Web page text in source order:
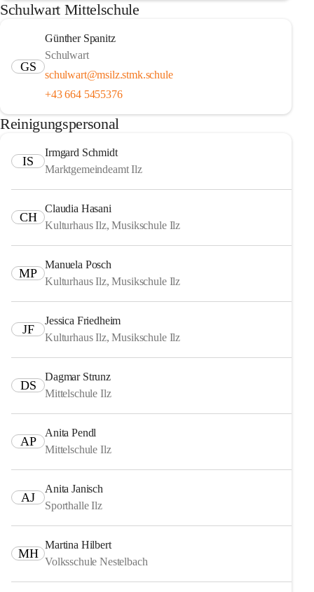
Schulwart Mittelschule
GS
Günther Spanitz
Schulwart
schulwart@msilz.stmk.schule
+43 664 5455376
Reinigungspersonal
IS
Irmgard Schmidt
Marktgemeindeamt Ilz
CH
Claudia Hasani
Kulturhaus Ilz, Musikschule Ilz
MP
Manuela Posch
Kulturhaus Ilz, Musikschule Ilz
JF
Jessica Friedheim
Kulturhaus Ilz, Musikschule Ilz
DS
Dagmar Strunz
Mittelschule Ilz
AP
Anita Pendl
Mittelschule Ilz
AJ
Anita Janisch
Sporthalle Ilz
MH
Martina Hilbert
Volksschule Nestelbach